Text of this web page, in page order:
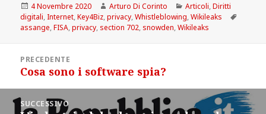
Scritto
il
4 Novembre 2020 Autore
Arturo Di Corinto Categorie
Articoli,Diritti
digitali,Internet,Key4Biz,privacy,Whistleblowing,Wikileaks
assange,FISA,privacy, section 702, snowden,Wikileaks
articoliPRECEDENTE
Articolo
precedente:
Cosa sono i software spia?
SUCCESSIVO